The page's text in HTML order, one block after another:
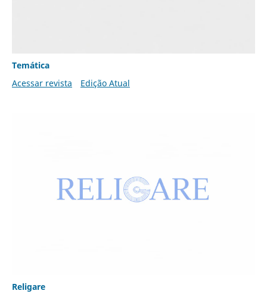
Temática
Acessar revista
Edição Atual
Religare